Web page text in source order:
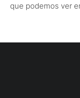
que podemos ver